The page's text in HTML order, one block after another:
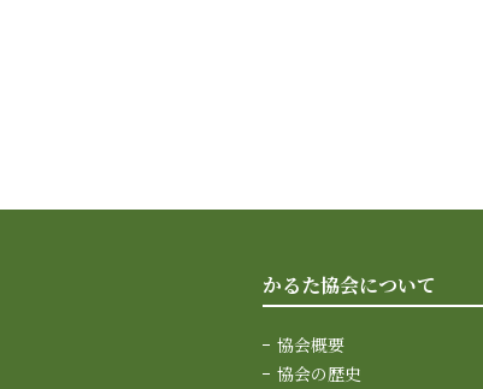
かるた協会について
協会概要
協会の歴史